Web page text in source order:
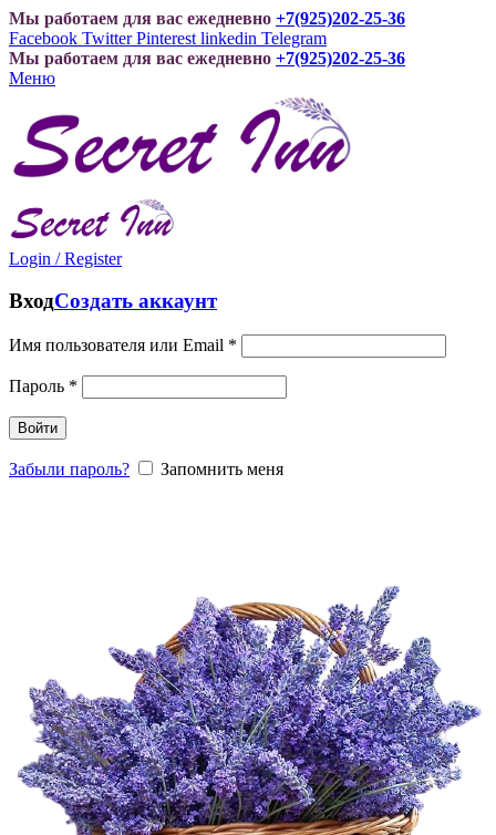
Мы работаем для вас ежедневно +7(925)202-25-36
Facebook Twitter Pinterest linkedin Telegram
Мы работаем для вас ежедневно +7(925)202-25-36
Меню
Login / Register
ВходСоздать аккаунт
Имя пользователя или Email *
Пароль *
Войти
Забыли пароль? Запомнить меня